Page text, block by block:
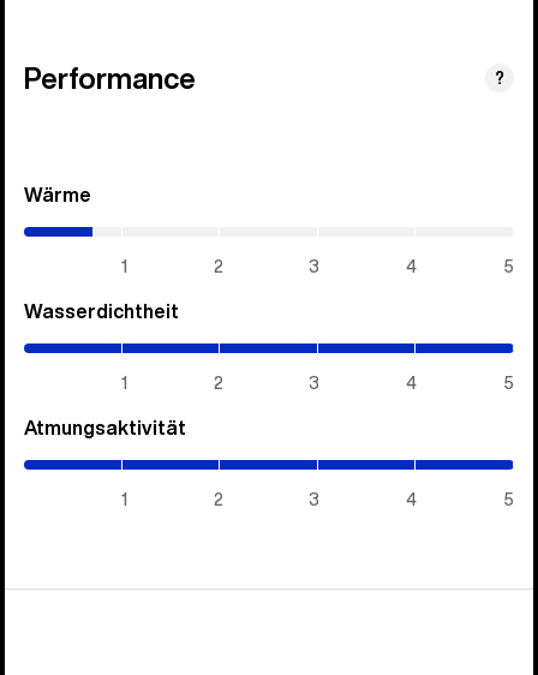
Performance ?
Wärme
1 2 3 4 5
Wasserdichtheit
1 2 3 4 5
Atmungsaktivität
1 2 3 4 5